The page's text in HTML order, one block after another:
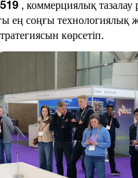
, коммерциялық тазалау
ең соңғы технологиялық
көрсетіп.